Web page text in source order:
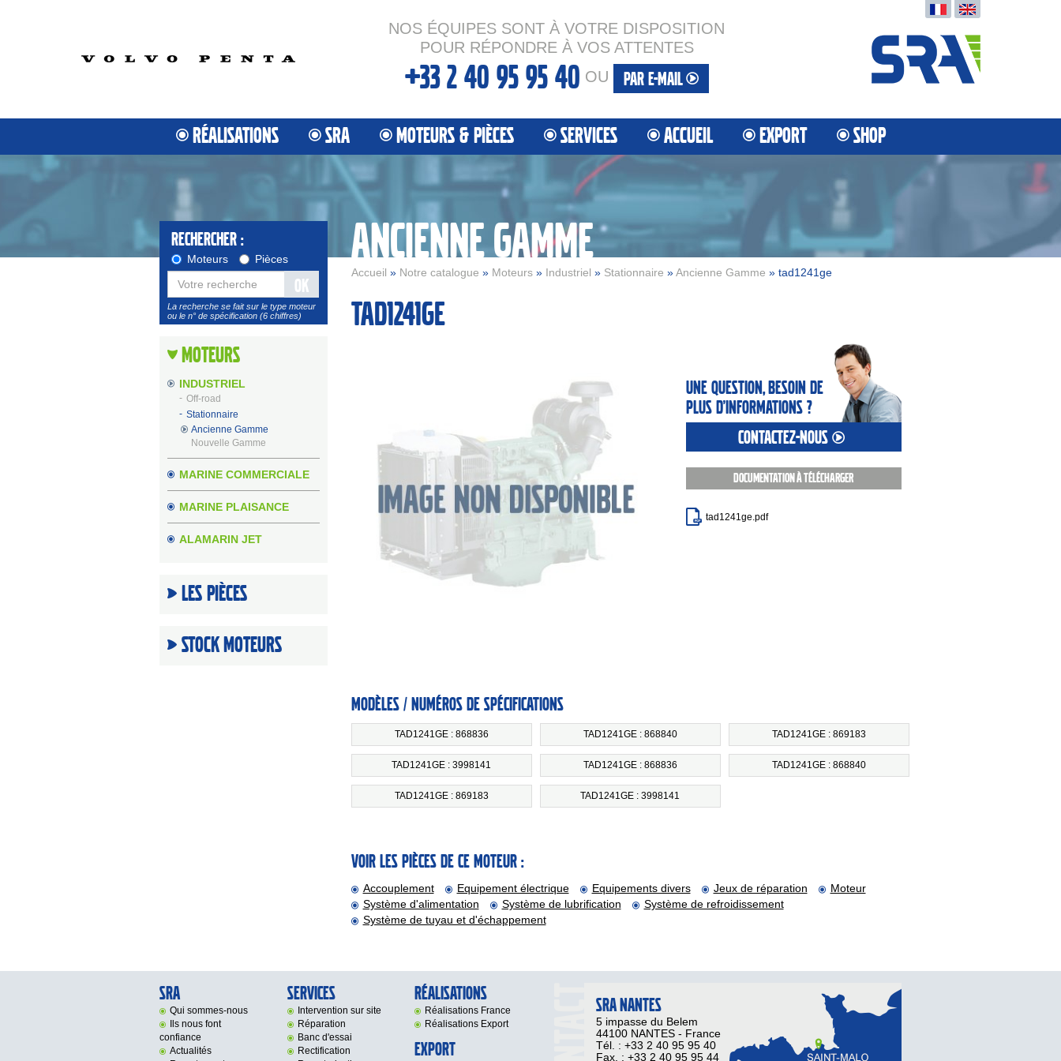
NOS ÉQUIPES SONT À VOTRE DISPOSITION
POUR RÉPONDRE À VOS ATTENTES
+33 2 40 95 95 40 OU PAR E-MAIL
RÉALISATIONS SRA MOTEURS & PIÈCES SERVICES ACCUEIL EXPORT SHOP
ANCIENNE GAMME
Accueil » Notre catalogue » Moteurs» Industriel » Stationnaire »Ancienne Gamme » tad1241ge
Rechercher :
Moteurs Pièces
OK
La recherche se fait sur le type moteur
ou le n° de spécification (6 chiffres)
Moteurs
INDUSTRIEL
Off-road
Stationnaire
Ancienne Gamme
Nouvelle Gamme
MARINE COMMERCIALE
MARINE PLAISANCE
ALAMARIN JET
Les Pièces
Stock moteurs
tad1241ge
Une question, besoin de
plus d’informations ?
contactez-nous
Documentation à télécharger
tad1241ge.pdf
Modèles / numéros de spécifications
TAD1241GE : 868836 TAD1241GE : 868840 TAD1241GE : 869183
TAD1241GE : 3998141 TAD1241GE : 868836 TAD1241GE : 868840
TAD1241GE : 869183 TAD1241GE : 3998141
Voir les pièces de ce moteur :
Accouplement Equipement électrique Equipements divers Jeux de réparation
Moteur
Système d'alimentation
Système de lubrification
Système de refroidissement
Système de tuyau et d'échappement
SRA
Qui sommes-nous
Ils nous font
confiance
Actualités
Services
Intervention sur site
Réparation
Banc d'essai
Rectification
Réalisations
Réalisations France
Réalisations Export
Export
SRA NANTES
5 impasse du Belem
44100 NANTES - France
Tél. : +33 2 40 95 95 40
Fax. : +33 2 40 95 95 44